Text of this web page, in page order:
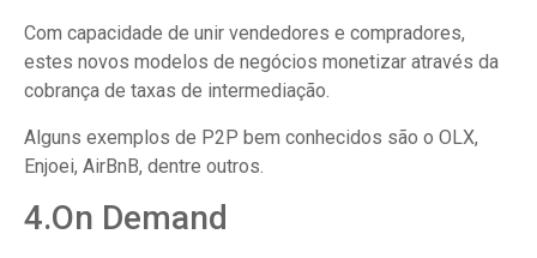
Com capacidade de unir vendedores e compradores,
estes novos modelos de negócios monetizar através da
cobrança de taxas de intermediação.
Alguns exemplos de P2P bem conhecidos são o OLX,
Enjoei, AirBnB, dentre outros.
4.On Demand